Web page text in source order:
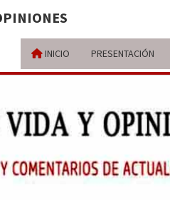
INICIO PRESENTACIÓN